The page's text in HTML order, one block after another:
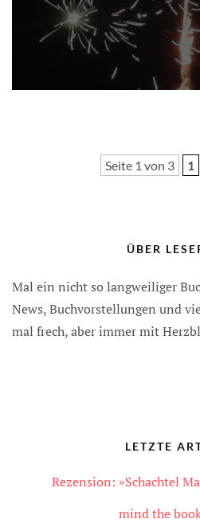
Seite 1 von 3 1
ÜBER
Mal ein nicht so langweiliger
News, Buchvorstellungen und
mal frech, aber immer mit
LETZTE
Rezension: »Schachtel
mind the